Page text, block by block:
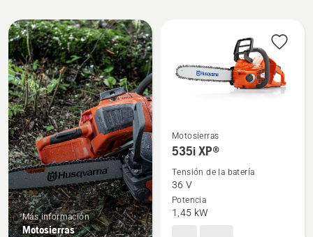
All
products
Más información
Motosierras
Ver
más
detalles
sobre
535i
Motosierras
535i XP®
Tensión de la batería
36 V
Potencia
1,45 kW